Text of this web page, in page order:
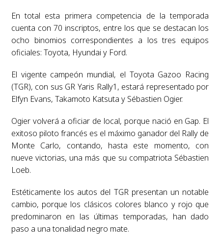
En total esta primera competencia de la temporada
cuenta con 70 inscriptos, entre los que se destacan los
ocho binomios correspondientes a los tres equipos
oficiales: Toyota, Hyundai y Ford.
El vigente campeón mundial, el Toyota Gazoo Racing
(TGR), con sus GR Yaris Rally1, estará representado por
Elfyn Evans, Takamoto Katsuta y Sébastien Ogier.
Ogier volverá a oficiar de local, porque nació en Gap. El
exitoso piloto francés es el máximo ganador del Rally de
Monte Carlo, contando, hasta este momento, con
nueve victorias, una más que su compatriota Sébastien
Loeb.
Estéticamente los autos del TGR presentan un notable
cambio, porque los clásicos colores blanco y rojo que
predominaron en las últimas temporadas, han dado
paso a una tonalidad negro mate.